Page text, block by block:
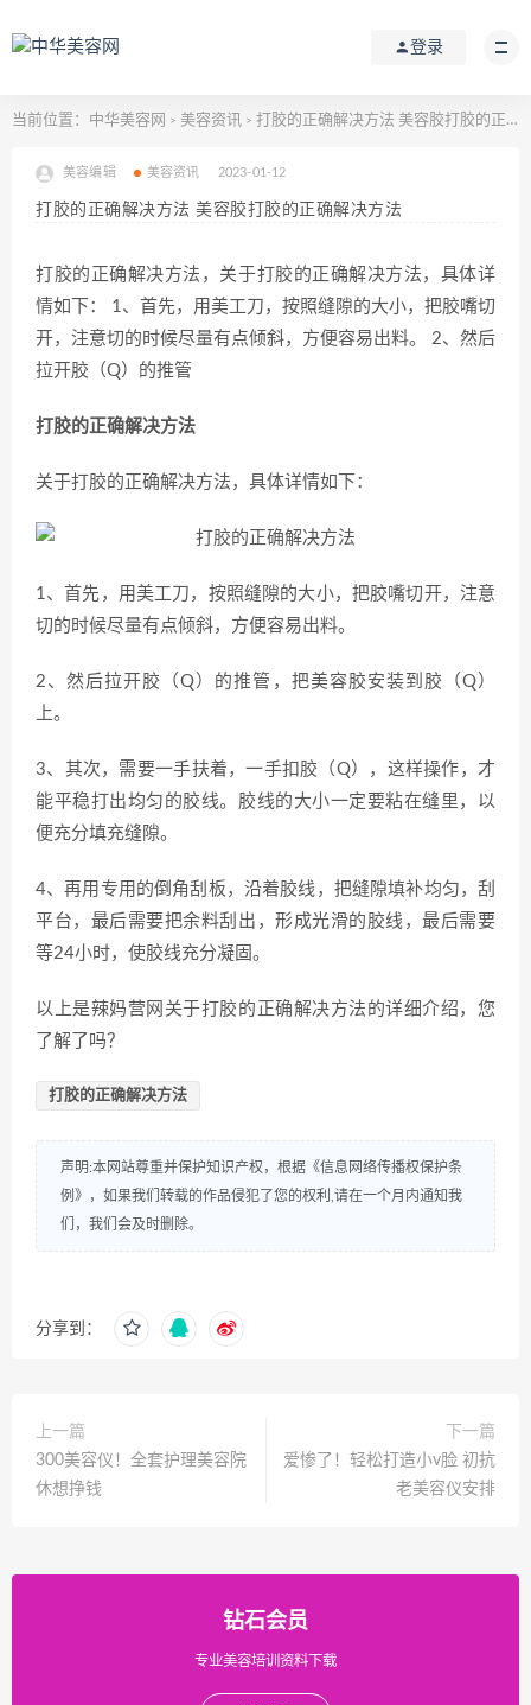
登录
当前位置： 中华美容网 > 美容资讯 > 打胶的正确解决方法 美容胶打胶的正确解决方法
美容编辑 美容资讯 2023-01-12
打胶的正确解决方法 美容胶打胶的正确解决方法
打胶的正确解决方法，关于打胶的正确解决方法，具体详
情如下： 1、首先，用美工刀，按照缝隙的大小，把胶嘴切
开，注意切的时候尽量有点倾斜，方便容易出料。 2、然后
拉开胶（Q）的推管
打胶的正确解决方法
关于打胶的正确解决方法，具体详情如下：
1、首先，用美工刀，按照缝隙的大小，把胶嘴切开，注意
切的时候尽量有点倾斜，方便容易出料。
2、然后拉开胶（Q）的推管，把美容胶安装到胶（Q）
上。
3、其次，需要一手扶着，一手扣胶（Q），这样操作，才
能平稳打出均匀的胶线。胶线的大小一定要粘在缝里，以
便充分填充缝隙。
4、再用专用的倒角刮板，沿着胶线，把缝隙填补均匀，刮
平台，最后需要把余料刮出，形成光滑的胶线，最后需要
等24小时，使胶线充分凝固。
以上是辣妈营网关于打胶的正确解决方法的详细介绍，您
了解了吗？
打胶的正确解决方法
声明:本网站尊重并保护知识产权，根据《信息网络传播权保护条
例》，如果我们转载的作品侵犯了您的权利,请在一个月内通知我
们，我们会及时删除。
分享到：
上一篇
300美容仪！全套护理美容院
休想挣钱
下一篇
爱惨了！轻松打造小v脸 初抗
老美容仪安排
钻石会员
专业美容培训资料下载